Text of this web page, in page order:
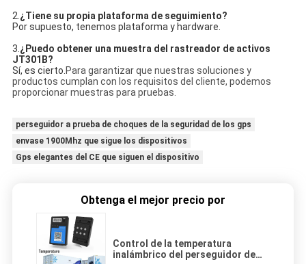
2. ¿Tiene su propia plataforma de seguimiento?
Por supuesto, tenemos plataforma y hardware.
3. ¿Puedo obtener una muestra del rastreador de activos
JT301B?
Sí, es cierto. Para garantizar que nuestras soluciones y
productos cumplan con los requisitos del cliente, podemos
proporcionar muestras para pruebas.
perseguidor a prueba de choques de la seguridad de los gps
envase 1900Mhz que sigue los dispositivos
Gps elegantes del CE que siguen el dispositivo
Obtenga el mejor precio por
Control de la temperatura
inalámbrico del perseguidor de